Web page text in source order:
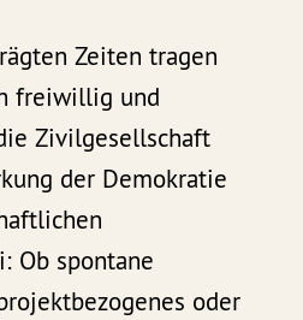
Zeiten tragen
freiwillig und
Zivilgesellschaft
der Demokratie
Ob spontane
oder